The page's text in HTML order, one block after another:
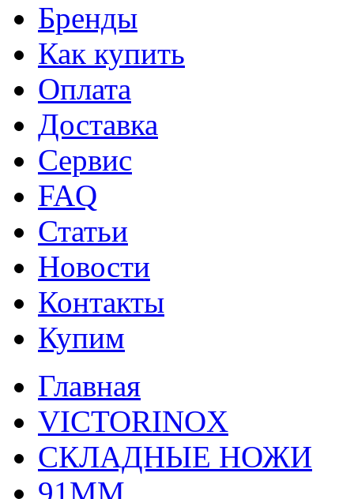
Бренды
Как купить
Оплата
Доставка
Сервис
FAQ
Статьи
Новости
Контакты
Купим
Главная
VICTORINOX
СКЛАДНЫЕ НОЖИ